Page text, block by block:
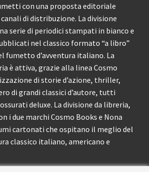
con una proposta editoriale
di distribuzione. La divisione
serie di periodici stampati in bianco e
nel classico formato “a libro”
fumetto d’avventura italiano. La
è attiva, grazie alla linea Cosmo
di storie d’azione, thriller,
di grandi classici d’autore, tutti
deluxe. La divisione da libreria,
i due marchi Cosmo Books e Nona
cartonati che ospitano il meglio del
classico italiano, americano e